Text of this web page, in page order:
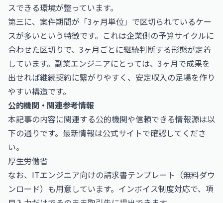
スできる環境が整っています。
第三に、案件期間が「3ヶ月単位」で区切られているケー
スが多いという特徴です。これは企業側の予算サイクルに
合わせた区切りで、3ヶ月ごとに継続判断する形態が定着
しています。副業エンジニアにとっては、3ヶ月で成果を
出せれば継続契約に繋がりやすく、安定収入の足場を作り
やすい構造です。
公的機関・関連参考情報
本記事の内容に関連する公的機関や信頼できる情報源は以
下の通りです。最新情報は公式サイトで確認してくださ
い。
厚生労働省
なお、 ITエンジニア向けの請求書テンプレート（無料ダウ
ンロード） も用意しています。インボイス制度対応で、項